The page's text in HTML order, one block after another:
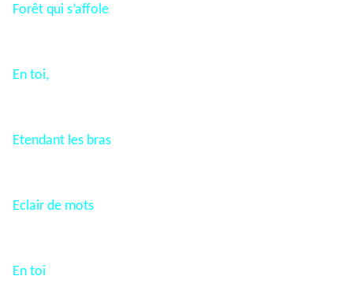
Forêt qui s’affole
En toi,
Etendant les bras
Eclair de mots
En toi